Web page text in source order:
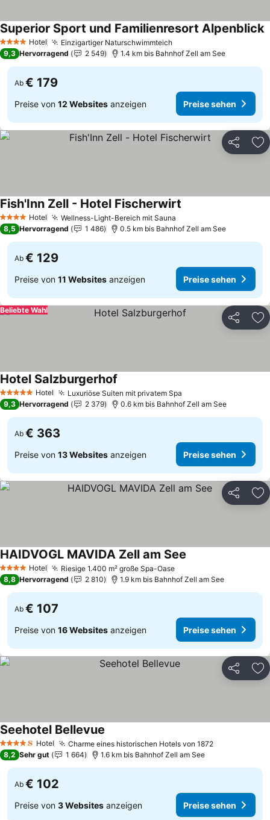
4 Sterne Hotel Einzigartiger Naturschwimmteich
Superior Sport und Familienresort Alpenblick
9,3 Hervorragend 2 549 1.4 km bis Bahnhof Zell am See
Ab € 179
Preise von 12 Websites anzeigen Preise sehen
Teilen
4 Sterne Hotel Wellness-Light-Bereich mit Sauna
Fish'Inn Zell - Hotel Fischerwirt
8,5 Hervorragend 1 486 0.5 km bis Bahnhof Zell am See
Ab € 129
Preise von 11 Websites anzeigen Preise sehen
Teilen
Beliebte Wahl
5 Sterne Hotel Luxuriöse Suiten mit privatem Spa
Hotel Salzburgerhof
9,3 Hervorragend 2 379 0.6 km bis Bahnhof Zell am See
Ab € 363
Preise von 13 Websites anzeigen Preise sehen
Teilen
4 Sterne Hotel Riesige 1.400 m² große Spa-Oase
HAIDVOGL MAVIDA Zell am See
8,8 Hervorragend 2 810 1.9 km bis Bahnhof Zell am See
Ab € 107
Preise von 16 Websites anzeigen Preise sehen
Teilen
4 Sterne Hotel Charme eines historischen Hotels von 1872
Seehotel Bellevue
8,2 Sehr gut 1 664 1.6 km bis Bahnhof Zell am See
Ab € 102
Preise von 3 Websites anzeigen Preise sehen